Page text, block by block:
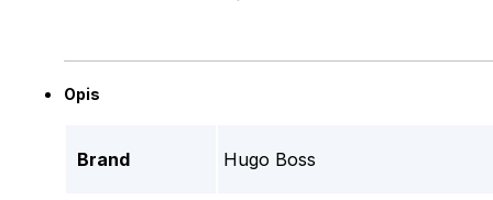
Opis
Brand Hugo Boss